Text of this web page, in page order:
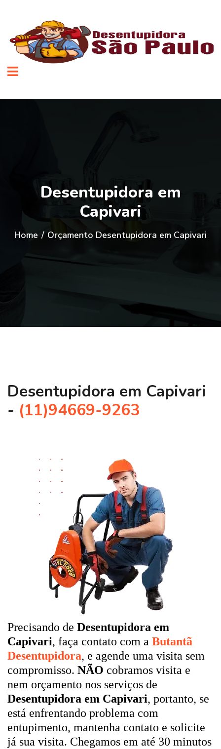
Desentupidora em
Capivari
Home / Orçamento Desentupidora em Capivari
Desentupidora em Capivari
- (11)94669-9263
Precisando de Desentupidora em
Capivari, faça contato com a Butantã
Desentupidora, e agende uma visita sem
compromisso. NÃO cobramos visita e
nem orçamento nos serviços de
Desentupidora em Capivari, portanto, se
está enfrentando problema com
entupimento, mantenha contato e solicite
já sua visita. Chegamos em até 30 minutos